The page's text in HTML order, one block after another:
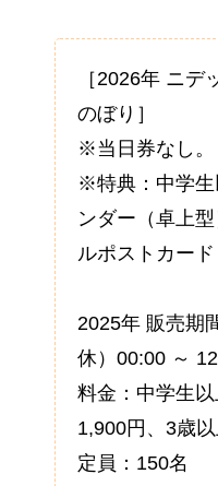
［2026年 ニデ
のぼり］
※当日券なし。
※特典：中学生
ンダー（卓上
ルポストカード
2025年 販売期
休）00:00 ～
料金：中学生
1,900円、3歳
定員：150名